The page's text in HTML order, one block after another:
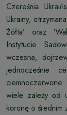
Czereśnia
Ukrainy,
Żółta’ oraz
Instytucie
wczesna,
jednocześnie
wiele zależy od
koronę o średnim